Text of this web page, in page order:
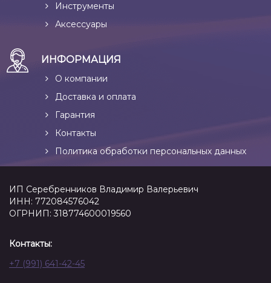
Инструменты
Аксессуары
ИНФОРМАЦИЯ
О компании
Доставка и оплата
Гарантия
Контакты
Политика обработки персональных данных
ИП Серебренников Владимир Валерьевич
ИНН: 772084576042
ОГРНИП: 318774600019560
Контакты:
+7 (991) 641-42-45